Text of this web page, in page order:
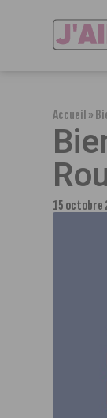
Accueil»
15 octobre